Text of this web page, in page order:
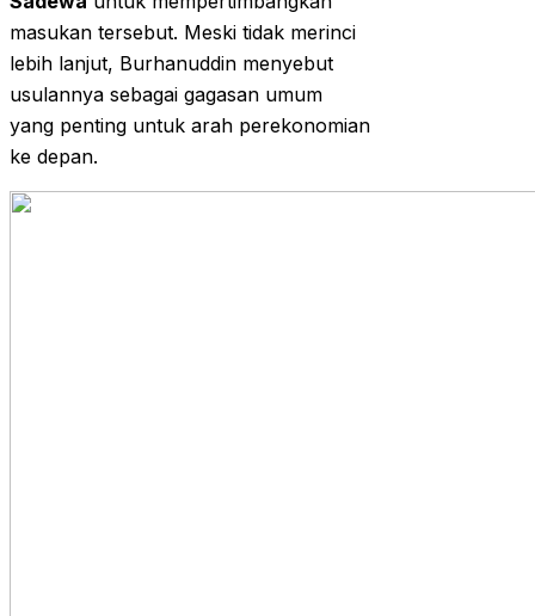
masukan tersebut. Meski tidak merinci
lebih lanjut, Burhanuddin menyebut
usulannya sebagai gagasan umum
yang penting untuk arah perekonomian
ke depan.